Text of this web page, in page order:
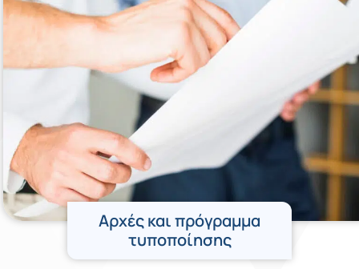
Αρχές και πρόγραμμα
τυποποίησης